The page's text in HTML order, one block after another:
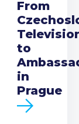
From
to
in
Prague